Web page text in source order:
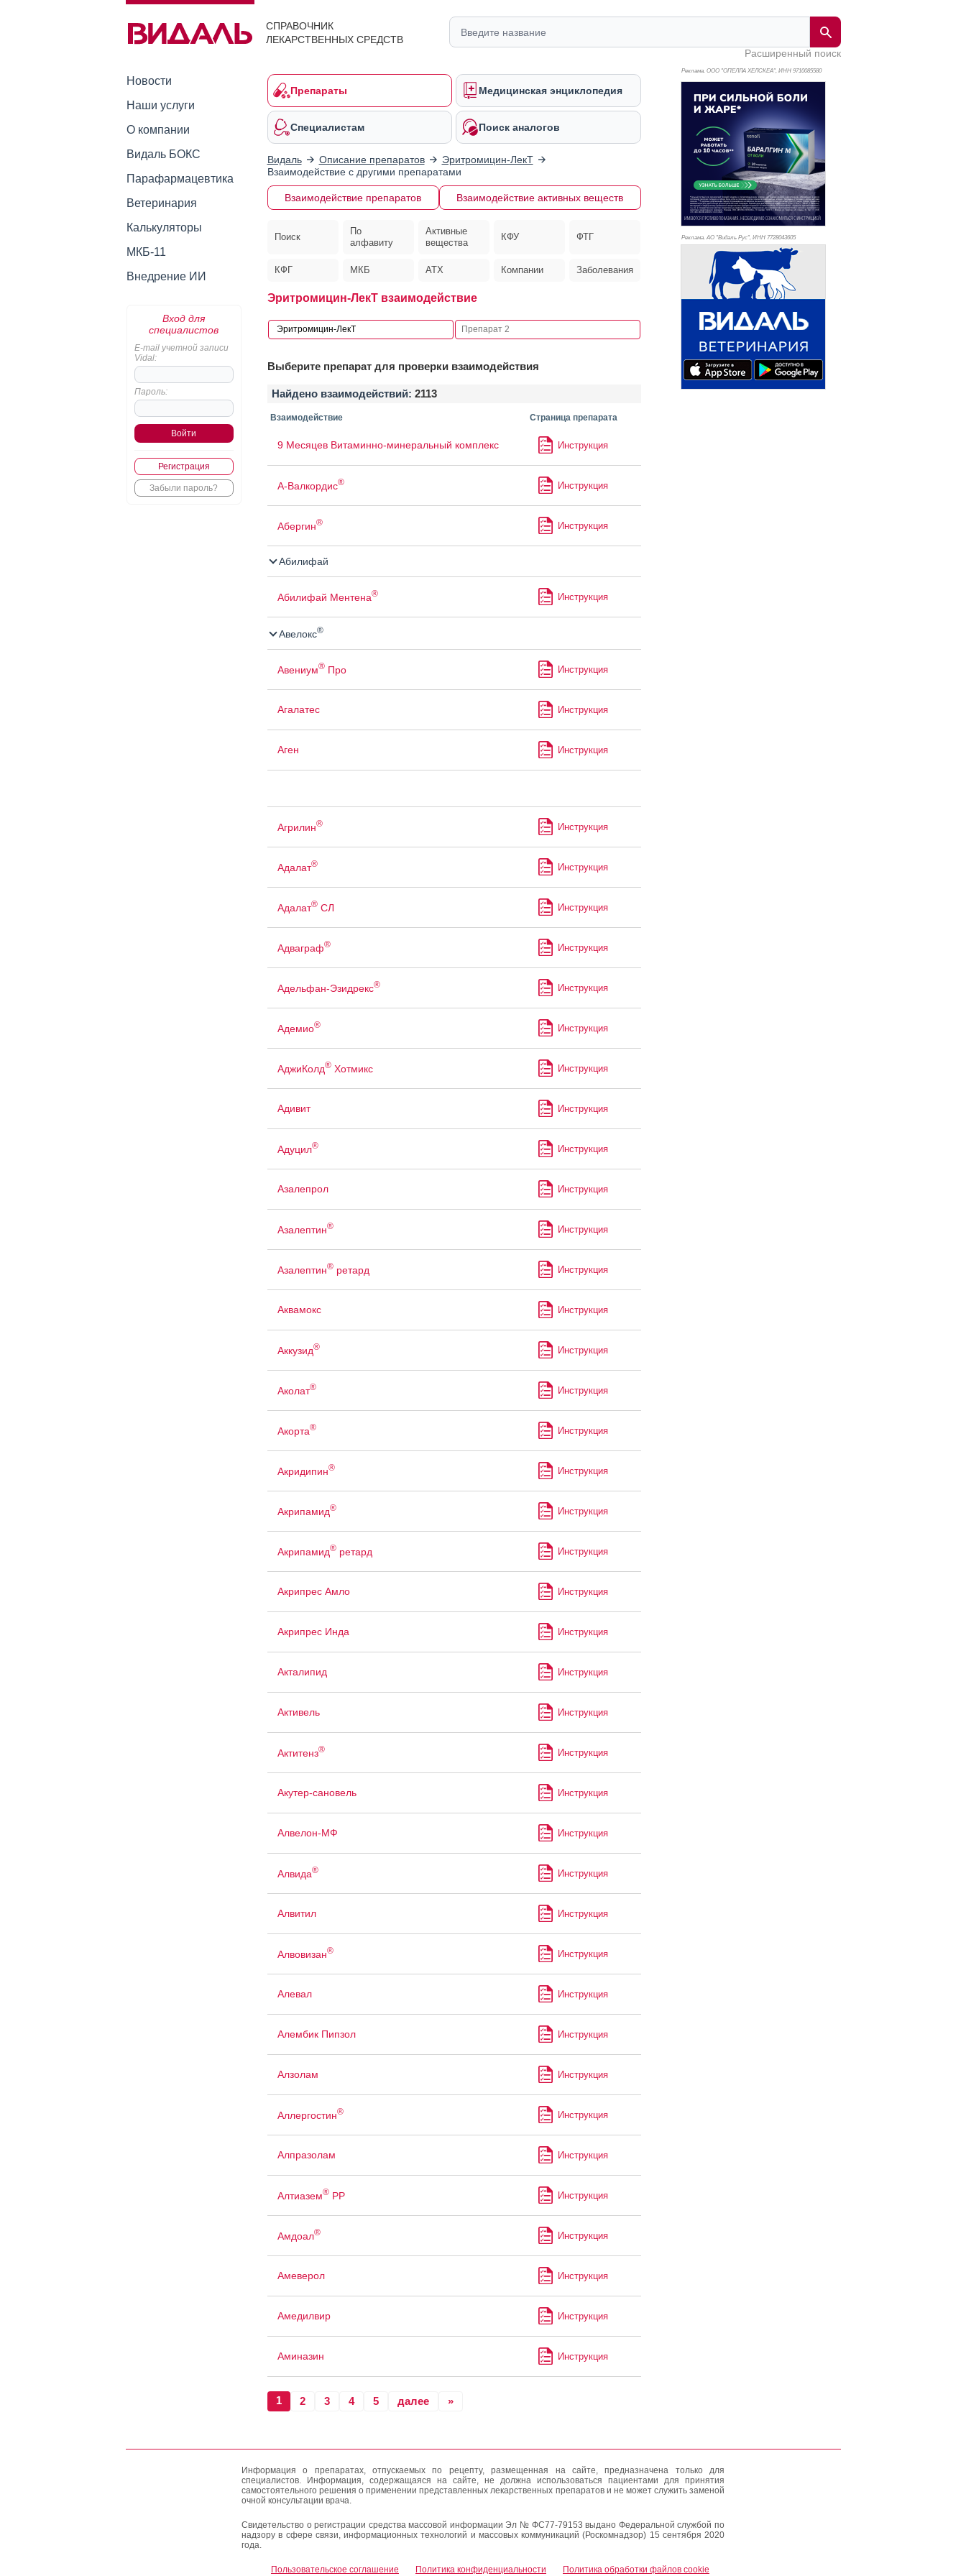
СПРАВОЧНИК
ЛЕКАРСТВЕННЫХ СРЕДСТВ
Расширенный поиск
Новости
Наши услуги
О компании
Видаль БОКС
Парафармацевтика
Ветеринария
Калькуляторы
МКБ-11
Внедрение ИИ
Вход для
специалистов
E-mail учетной записи
Vidal:
Пароль:
Регистрация
Забыли пароль?
Препараты Медицинская энциклопедия
Специалистам Поиск аналогов
Видаль Описание препаратов
Эритромицин-ЛекТ
Взаимодействие с другими препаратами
Взаимодействие препаратов Взаимодействие активных веществ
Поиск
По
алфавиту
Активные
вещества
КФУ ФТГ
КФГ МКБ АТХ Компании Заболевания
Эритромицин-ЛекТ взаимодействие
Выберите препарат для проверки взаимодействия
Найдено взаимодействий: 2113
Взаимодействие Страница препарата
9 Месяцев Витаминно-минеральный комплекс Инструкция
А-Валкордис® Инструкция
Абергин® Инструкция
Абилифай
Абилифай Ментена® Инструкция
Авелокс®
Авениум®Про Инструкция
Агалатес Инструкция
Аген Инструкция
Агрилин® Инструкция
Адалат® Инструкция
Адалат®СЛ Инструкция
Адваграф® Инструкция
Адельфан-Эзидрекс® Инструкция
Адемио® Инструкция
АджиКолд®Хотмикс Инструкция
Адивит Инструкция
Адуцил® Инструкция
Азалепрол Инструкция
Азалептин® Инструкция
Азалептин®ретард Инструкция
Аквамокс Инструкция
Аккузид® Инструкция
Аколат® Инструкция
Акорта® Инструкция
Акридипин® Инструкция
Акрипамид® Инструкция
Акрипамид®ретард Инструкция
Акрипрес Амло Инструкция
Акрипрес Инда Инструкция
Акталипид Инструкция
Активель Инструкция
Актитенз® Инструкция
Акутер-сановель Инструкция
Алвелон-МФ Инструкция
Алвида® Инструкция
Алвитил Инструкция
Алвовизан® Инструкция
Алевал Инструкция
Алембик Пипзол Инструкция
Алзолам Инструкция
Аллергостин® Инструкция
Алпразолам Инструкция
Алтиазем®РР Инструкция
Амдоал® Инструкция
Амеверол Инструкция
Амедилвир Инструкция
Аминазин Инструкция
1 2 3 4 5 далее »
Реклама. ООО "ОПЕЛЛА ХЕЛСКЕА", ИНН 9710085580
Реклама. АО "Видаль Рус", ИНН 7728043605
Информация о препаратах, отпускаемых по рецепту, размещенная на сайте, предназначена только для
специалистов. Информация, содержащаяся на сайте, не должна использоваться пациентами для принятия
самостоятельного решения о применении представленных лекарственных препаратов и не может служить заменой
очной консультации врача.
Свидетельство о регистрации средства массовой информации Эл № ФС77-79153 выдано Федеральной службой по
надзору в сфере связи, информационных технологий и массовых коммуникаций (Роскомнадзор) 15 сентября 2020
года.
Пользовательское соглашение Политика конфиденциальности Политика обработки файлов cookie